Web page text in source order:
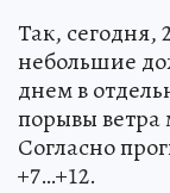
Так, сегодня,
небольшие
днем в
порывы ветра
Согласно
+7…+12.